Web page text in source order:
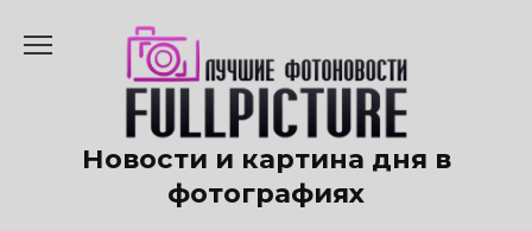
содержанию
Новости и картина дня в
фотографиях